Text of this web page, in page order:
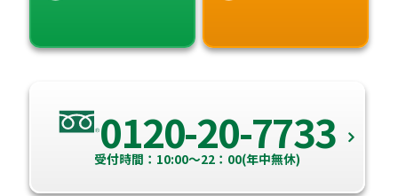
0120-20-7733
受付時間：10:00～22：00(年中無休)